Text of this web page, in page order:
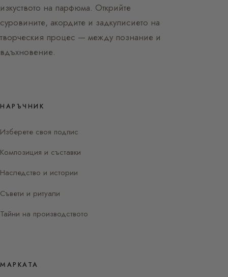
изкуството на парфюма. Открийте
суровините, акордите и задкулисието на
творческия процес — между познание и
вдъхновение.
НАРЪЧНИК
Изберете своя подпис
Композиция и съставки
Наследство и истории
Съвети и ритуали
Тайни на производството
МАРКАТА